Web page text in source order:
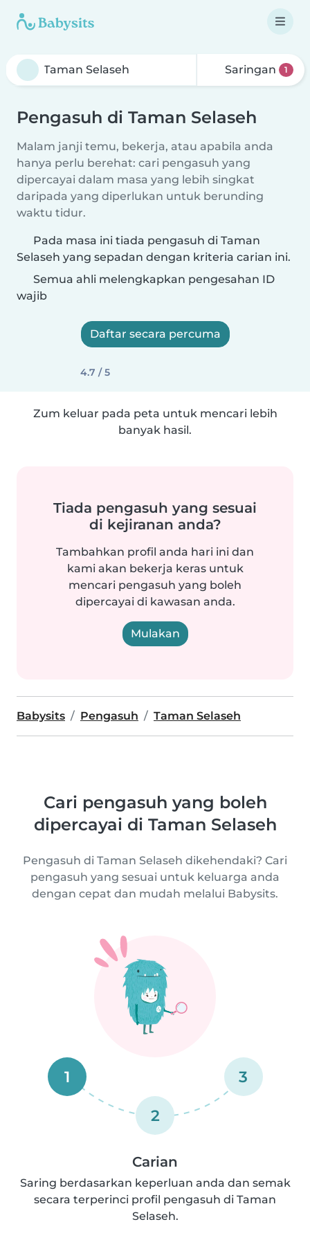
Saringan 1
Pengasuh di Taman Selaseh
Malam janji temu, bekerja, atau apabila anda
hanya perlu berehat: cari pengasuh yang
dipercayai dalam masa yang lebih singkat
daripada yang diperlukan untuk berunding
waktu tidur.
Pada masa ini tiada pengasuh di Taman
Selaseh yang sepadan dengan kriteria carian ini.
Semua ahli melengkapkan pengesahan ID
wajib
Daftar secara percuma
4.7 / 5
Zum keluar pada peta untuk mencari lebih
banyak hasil.
Tiada pengasuh yang sesuai
di kejiranan anda?
Tambahkan profil anda hari ini dan
kami akan bekerja keras untuk
mencari pengasuh yang boleh
dipercayai di kawasan anda.
Mulakan
Babysits Pengasuh Taman Selaseh
Cari pengasuh yang boleh
dipercayai di Taman Selaseh
Pengasuh di Taman Selaseh dikehendaki? Cari
pengasuh yang sesuai untuk keluarga anda
dengan cepat dan mudah melalui Babysits.
1
2
3
Carian
Saring berdasarkan keperluan anda dan semak
secara terperinci profil pengasuh di Taman
Selaseh.